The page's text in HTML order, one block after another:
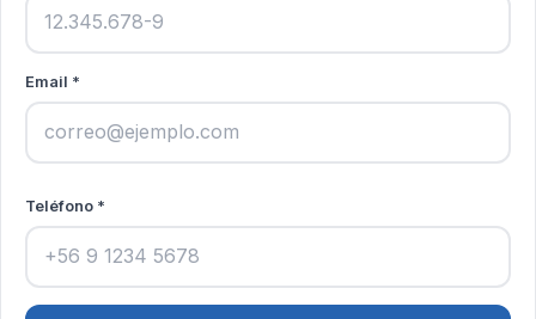
Email *
Teléfono *